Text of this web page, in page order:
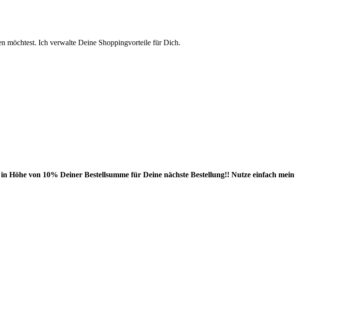
möchtest. Ich verwalte Deine Shoppingvorteile für Dich.
von 10% Deiner Bestellsumme für Deine nächste Bestellung!! Nutze einfach mein